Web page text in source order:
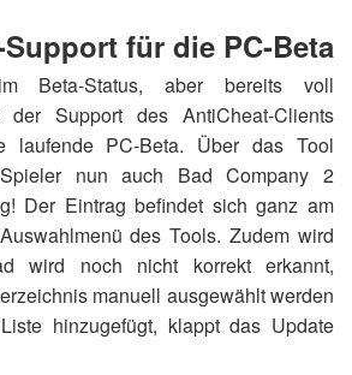
für die PC-Beta
Beta-Status, aber bereits voll
der Support des AntiCheat-Clients
laufende PC-Beta. Über das Tool
nun auch Bad Company 2
Der Eintrag befindet sich ganz am
des Tools. Zudem wird
wird noch nicht korrekt erkannt,
manuell ausgewählt werden
hinzugefügt, klappt das Update